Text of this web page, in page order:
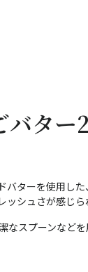
バターを使用し
シュさが感じら
スプーンなどを
バター